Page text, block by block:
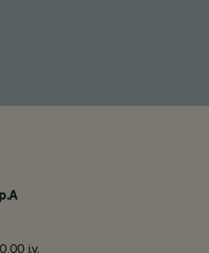
i.v.